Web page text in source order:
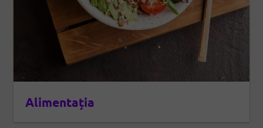
Alimentația